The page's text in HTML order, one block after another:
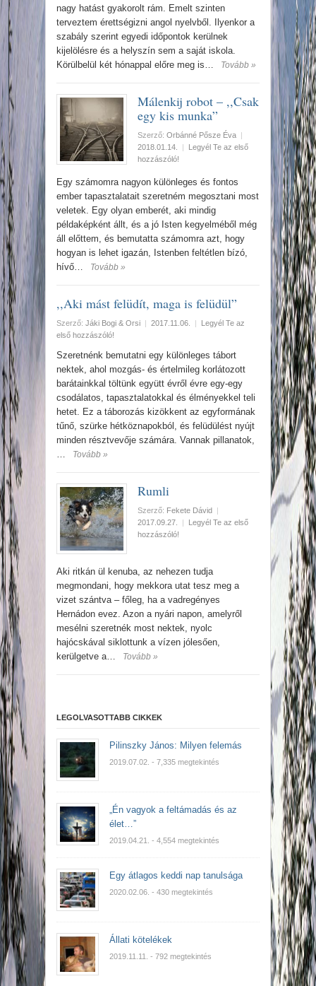
nagy hatást gyakorolt rám. Emelt szinten
terveztem érettségizni angol nyelvből. Ilyenkor a
szabály szerint egyedi időpontok kerülnek
kijelölésre és a helyszín sem a saját iskola.
Körülbelül két hónappal előre meg is…
Tovább »
Málenkij robot – ,,Csak
egy kis munka”
Szerző: Orbánné Pősze Éva |
2018.01.14.
|
Legyél Te az első
hozzászóló!
Egy számomra nagyon különleges és fontos
ember tapasztalatait szeretném megosztani most
veletek. Egy olyan emberét, aki mindig
példaképként állt, és a jó Isten kegyelméből még
áll előttem, és bemutatta számomra azt, hogy
hogyan is lehet igazán, Istenben feltétlen bízó,
hívő…
Tovább »
,,Aki mást felüdít, maga is felüdül”
Szerző: Jáki Bogi & Orsi | 2017.11.06. |
Legyél Te az
első hozzászóló!
Szeretnénk bemutatni egy különleges tábort
nektek, ahol mozgás- és értelmileg korlátozott
barátainkkal töltünk együtt évről évre egy-egy
csodálatos, tapasztalatokkal és élményekkel teli
hetet. Ez a táborozás kizökkent az egyformának
tűnő, szürke hétköznapokból, és felüdülést nyújt
minden résztvevője számára. Vannak pillanatok,
…
Tovább »
Rumli
Szerző: Fekete Dávid |
2017.09.27.
|
Legyél Te az első
hozzászóló!
Aki ritkán ül kenuba, az nehezen tudja
megmondani, hogy mekkora utat tesz meg a
vizet szántva – főleg, ha a vadregényes
Hernádon evez. Azon a nyári napon, amelyről
mesélni szeretnék most nektek, nyolc
hajócskával siklottunk a vízen jólesően,
kerülgetve a…
Tovább »
LEGOLVASOTTABB CIKKEK
Pilinszky János: Milyen felemás
2019.07.02. - 7,335 megtekintés
„Én vagyok a feltámadás és az
élet…”
2019.04.21. - 4,554 megtekintés
Egy átlagos keddi nap tanulsága
2020.02.06. - 430 megtekintés
Állati kötelékek
2019.11.11. - 792 megtekintés